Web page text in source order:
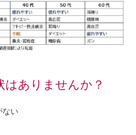
はありませんか？
ない